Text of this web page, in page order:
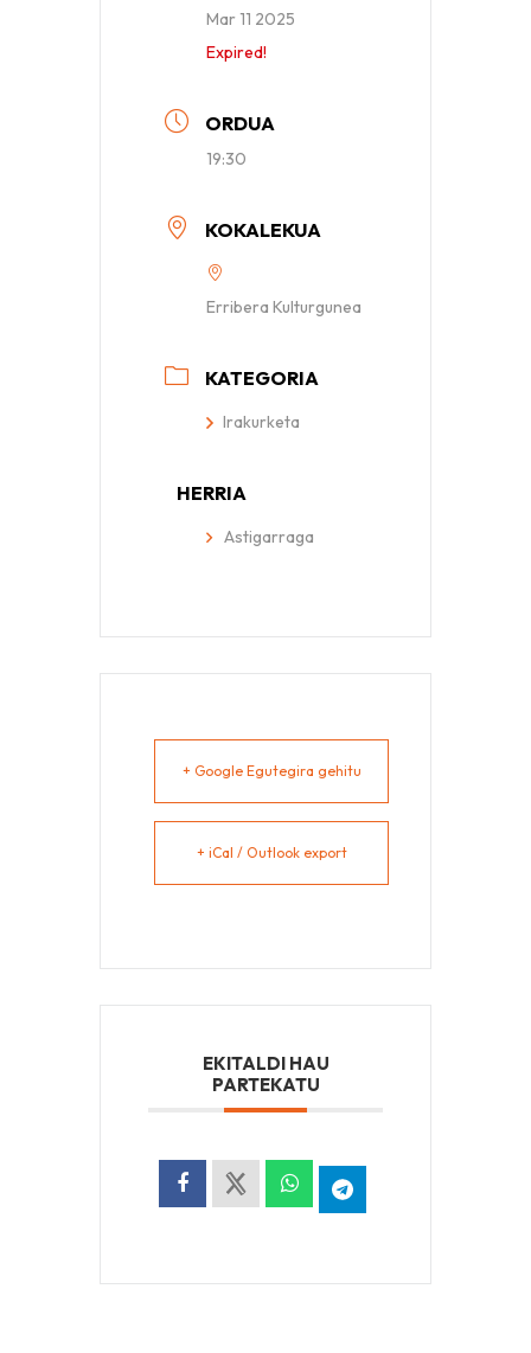
Mar 11 2025
Expired!
ORDUA
19:30
KOKALEKUA
Erribera Kulturgunea
KATEGORIA
Irakurketa
HERRIA
Astigarraga
+ Google Egutegira gehitu
+ iCal / Outlook export
EKITALDI HAU
PARTEKATU